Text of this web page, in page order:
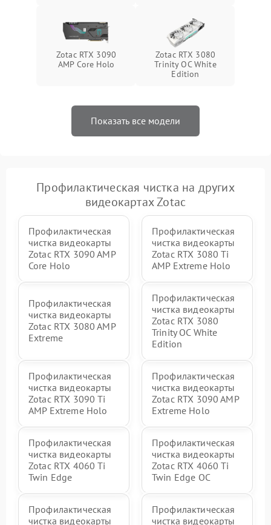
Zotac RTX 3090
AMP Core Holo
Zotac RTX 3080
Trinity OC White
Edition
Показать все модели
Профилактическая чистка на других
видеокартах Zotac
Профилактическая
чистка видеокарты
Zotac RTX 3090 AMP
Core Holo
Профилактическая
чистка видеокарты
Zotac RTX 3080 Ti
AMP Extreme Holo
Профилактическая
чистка видеокарты
Zotac RTX 3080 AMP
Extreme
Профилактическая
чистка видеокарты
Zotac RTX 3080
Trinity OC White
Edition
Профилактическая
чистка видеокарты
Zotac RTX 3090 Ti
AMP Extreme Holo
Профилактическая
чистка видеокарты
Zotac RTX 3090 AMP
Extreme Holo
Профилактическая
чистка видеокарты
Zotac RTX 4060 Ti
Twin Edge
Профилактическая
чистка видеокарты
Zotac RTX 4060 Ti
Twin Edge OC
Профилактическая
чистка видеокарты
Профилактическая
чистка видеокарты